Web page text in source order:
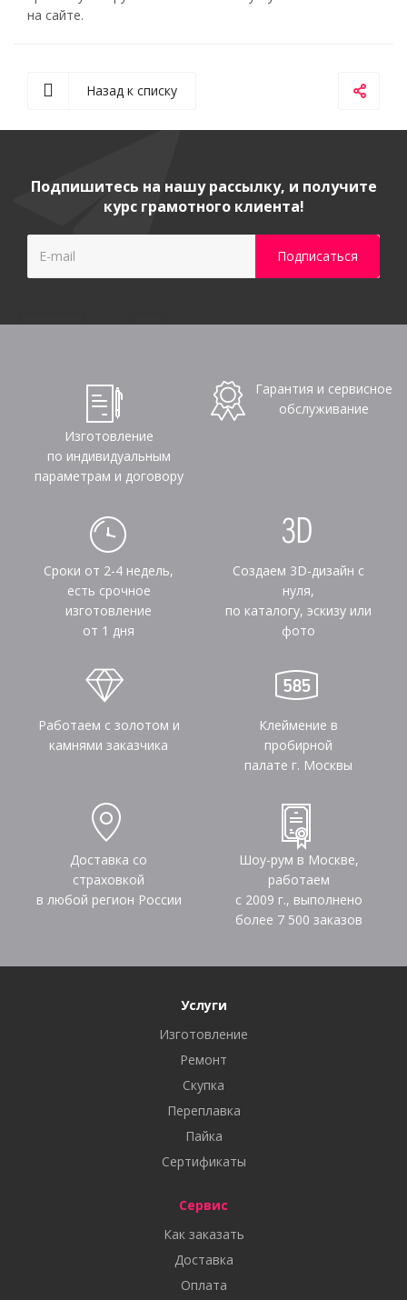
на сайте.
Назад к списку
Подпишитесь на нашу рассылку, и получите
курс грамотного клиента!
Изготовление
по индивидуальным
параметрам и договору
Гарантия и сервисное
обслуживание
Сроки от 2-4 недель,
есть срочное
изготовление
от 1 дня
Создаем 3D-дизайн с
нуля,
по каталогу, эскизу или
фото
Работаем с золотом и
камнями заказчика
Клеймение в
пробирной
палате г. Москвы
Доставка со
страховкой
в любой регион России
Шоу-рум в Москве,
работаем
с 2009 г., выполнено
более 7 500 заказов
Услуги
Изготовление
Ремонт
Скупка
Переплавка
Пайка
Сертификаты
Сервис
Как заказать
Доставка
Оплата